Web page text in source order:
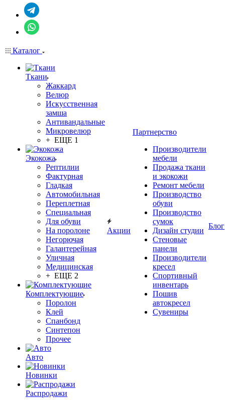
Каталог
Ткани
Жаккард
Велюр
Искусственная
замша
Антивандальные
Микровелюр
+ ЕЩЕ 1
Экокожа
Рептилии
Фактурная
Гладкая
Автомобильная
Переплетная
Специальная
Для обуви
На поролоне
Негорючая
Галантерейная
Уличная
Медицинская
+ ЕЩЕ 2
Комплектующие
Поролон
Клей
Спанбонд
Синтепон
Прочее
Авто
Новинки
Распродажи
Акции
Партнерство
Производители
мебели
Продажа ткани
и экокожи
Ремонт мебели
Производство
обуви
Производство
сумок
Дизайн студии
Стеновые
панели
Производители
кресел
Спортивный
инвентарь
Пошив
автокресел
Сувениры
Блог